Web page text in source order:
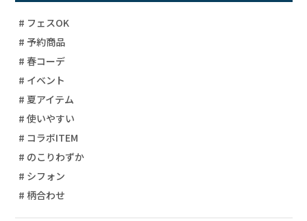
# フェスOK
# 予約商品
# 春コーデ
# イベント
# 夏アイテム
# 使いやすい
# コラボITEM
# のこりわずか
# シフォン
# 柄合わせ